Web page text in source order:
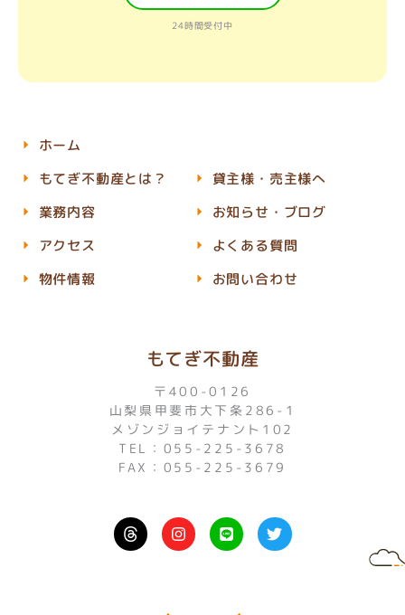
24時間受付中
もてぎ不動産
〒400-0126
山梨県甲斐市大下条286-1
メゾンジョイテナント102
TEL：055-225-3678
FAX：055-225-3679
I
n
s
L
i
n
T
w
i
ホーム
もてぎ不動産とは？
業務内容
アクセス
物件情報
貸主様・売主様へ
お知らせ・ブログ
よくある質問
お問い合わせ